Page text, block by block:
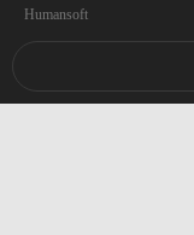
Humansoft